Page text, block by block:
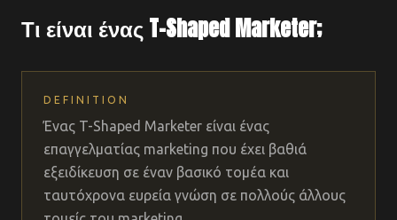
Τι είναι ένας T-Shaped Marketer;
DEFINITION
Ένας T-Shaped Marketer είναι ένας
επαγγελματίας marketing που έχει βαθιά
εξειδίκευση σε έναν βασικό τομέα και
ταυτόχρονα ευρεία γνώση σε πολλούς άλλους